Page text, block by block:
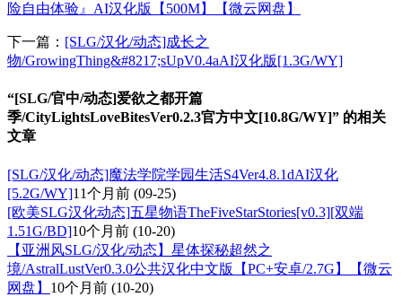
险自由体验』AI汉化版【500M】【微云网盘】
下一篇： [SLG/汉化/动态]成长之
物/GrowingThing&#8217;sUpV0.4aAI汉化版[1.3G/WY]
“[SLG/官中/动态]爱欲之都开篇
季/CityLightsLoveBitesVer0.2.3官方中文[10.8G/WY]” 的相关
文章
[SLG/汉化/动态]魔法学院学园生活S4Ver4.8.1dAI汉化
[5.2G/WY]11个月前 (09-25)
[欧美SLG汉化动态]五星物语TheFiveStarStories[v0.3][双端
1.51G/BD]10个月前 (10-20)
【亚洲风SLG/汉化/动态】星体探秘超然之
境/AstralLustVer0.3.0公共汉化中文版【PC+安卓/2.7G】【微云
网盘】 10个月前 (10-20)